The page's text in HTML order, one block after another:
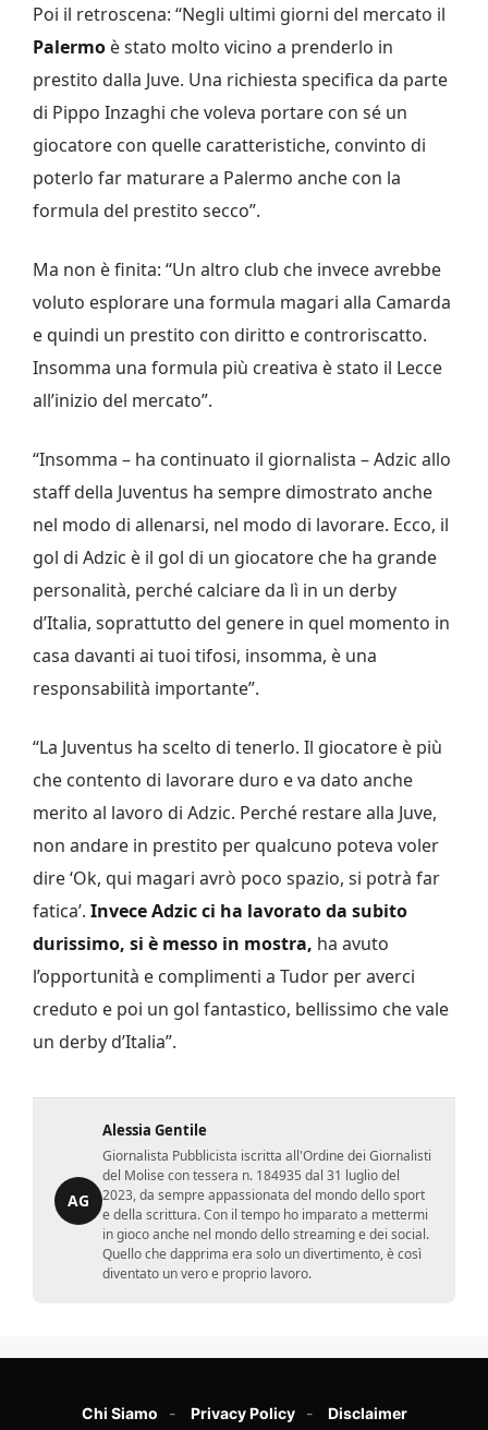
Poi il retroscena: “Negli ultimi giorni del mercato il
Palermo è stato molto vicino a prenderlo in
prestito dalla Juve. Una richiesta specifica da parte
di Pippo Inzaghi che voleva portare con sé un
giocatore con quelle caratteristiche, convinto di
poterlo far maturare a Palermo anche con la
formula del prestito secco”.
Ma non è finita: “Un altro club che invece avrebbe
voluto esplorare una formula magari alla Camarda
e quindi un prestito con diritto e controriscatto.
Insomma una formula più creativa è stato il Lecce
all’inizio del mercato”.
“Insomma – ha continuato il giornalista – Adzic allo
staff della Juventus ha sempre dimostrato anche
nel modo di allenarsi, nel modo di lavorare. Ecco, il
gol di Adzic è il gol di un giocatore che ha grande
personalità, perché calciare da lì in un derby
d’Italia, soprattutto del genere in quel momento in
casa davanti ai tuoi tifosi, insomma, è una
responsabilità importante”.
“La Juventus ha scelto di tenerlo. Il giocatore è più
che contento di lavorare duro e va dato anche
merito al lavoro di Adzic. Perché restare alla Juve,
non andare in prestito per qualcuno poteva voler
dire ‘Ok, qui magari avrò poco spazio, si potrà far
fatica’. Invece Adzic ci ha lavorato da subito
durissimo, si è messo in mostra, ha avuto
l’opportunità e complimenti a Tudor per averci
creduto e poi un gol fantastico, bellissimo che vale
un derby d’Italia”.
AG
Alessia Gentile
Giornalista Pubblicista iscritta all'Ordine dei Giornalisti
del Molise con tessera n. 184935 dal 31 luglio del
2023, da sempre appassionata del mondo dello sport
e della scrittura. Con il tempo ho imparato a mettermi
in gioco anche nel mondo dello streaming e dei social.
Quello che dapprima era solo un divertimento, è così
diventato un vero e proprio lavoro.
Chi Siamo Privacy Policy Disclaimer